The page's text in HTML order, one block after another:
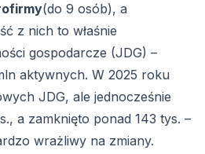
(do 9 osób), a
z nich to właśnie
gospodarcze (JDG) –
aktywnych. W 2025 roku
JDG, ale jednocześnie
a zamknięto ponad 143 tys. –
wrażliwy na zmiany.